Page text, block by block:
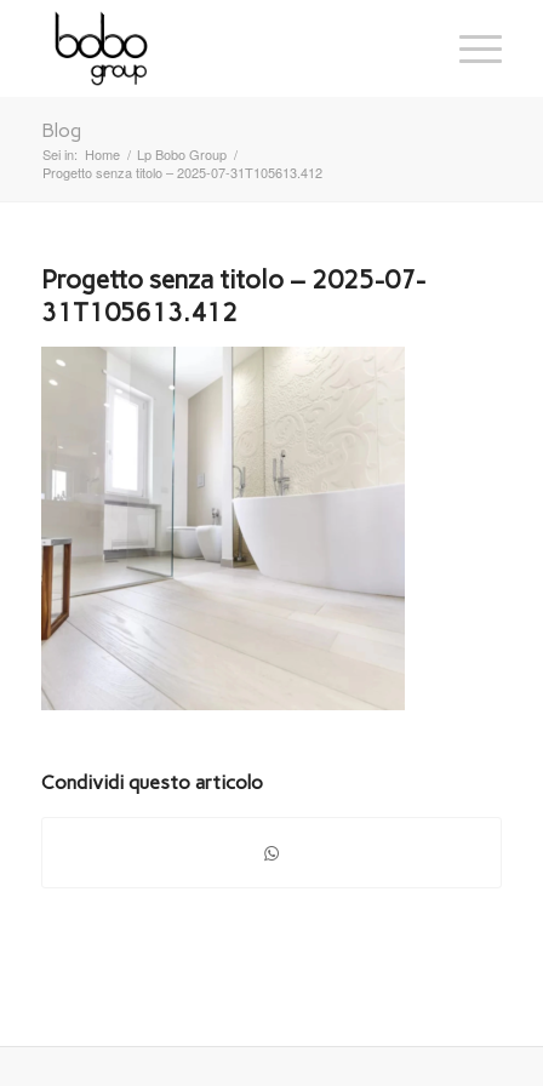
Blog
Sei in: Home / Lp Bobo Group /
Progetto senza titolo – 2025-07-31T105613.412
Progetto senza titolo – 2025-07-
31T105613.412
Condividi questo articolo